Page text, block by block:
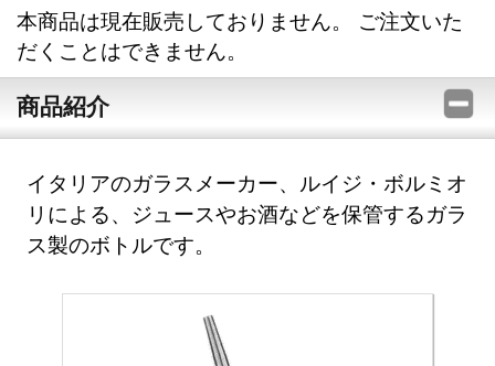
本商品は現在販売しておりません。 ご注文いた
だくことはできません。
商品紹介
イタリアのガラスメーカー、ルイジ・ボルミオ
リによる、ジュースやお酒などを保管するガラ
ス製のボトルです。